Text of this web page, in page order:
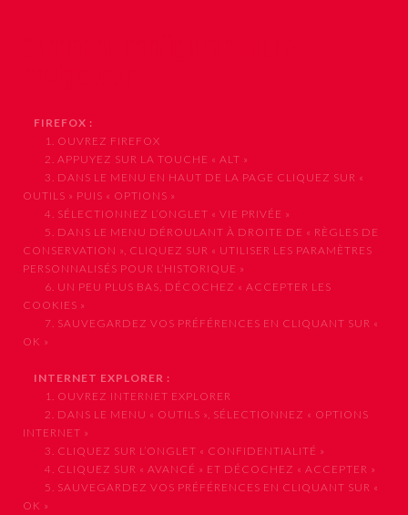
FIREFOX :
1. OUVREZ FIREFOX
2. APPUYEZ SUR LA TOUCHE « ALT »
3. DANS LE MENU EN HAUT DE LA PAGE CLIQUEZ SUR «
OUTILS » PUIS « OPTIONS »
4. SÉLECTIONNEZ L’ONGLET « VIE PRIVÉE »
5. DANS LE MENU DÉROULANT À DROITE DE « RÈGLES DE
CONSERVATION », CLIQUEZ SUR « UTILISER LES PARAMÈTRES
PERSONNALISÉS POUR L’HISTORIQUE »
6. UN PEU PLUS BAS, DÉCOCHEZ « ACCEPTER LES
COOKIES »
7. SAUVEGARDEZ VOS PRÉFÉRENCES EN CLIQUANT SUR «
OK »
INTERNET EXPLORER :
1. OUVREZ INTERNET EXPLORER
2. DANS LE MENU « OUTILS », SÉLECTIONNEZ « OPTIONS
INTERNET »
3. CLIQUEZ SUR L’ONGLET « CONFIDENTIALITÉ »
4. CLIQUEZ SUR « AVANCÉ » ET DÉCOCHEZ « ACCEPTER »
5. SAUVEGARDEZ VOS PRÉFÉRENCES EN CLIQUANT SUR «
OK »